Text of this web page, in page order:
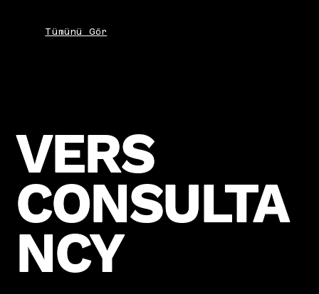
Tümünü Gör
VERS
CONSULTA
NCY
VERS
CONSULTA
NCY